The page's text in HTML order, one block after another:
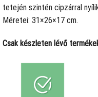
tetején szintén cipzárral
Méretei: 31×26×17 cm.
Csak készleten lévő